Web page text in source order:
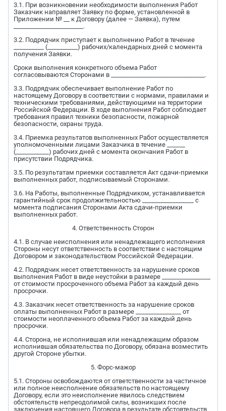
3.1. При возникновении необходимости выполнения Работ
Заказчик направляет Заявку по форме, установленной в
Приложении № __ к Договору (далее — Заявка), путем
_______________________.
3.2. Подрядчик приступает к выполнению Работ в течение
__________ (__________) рабочих/календарных дней с момента
получения Заявки.
Сроки выполнения конкретного объема Работ
согласовываются Сторонами в _______________________________.
3.3. Подрядчик обеспечивает выполнение Работ по
настоящему Договору в соответствии с нормами, правилами и
техническими требованиями, действующими на территории
Российской Федерации. В ходе выполнения Работ соблюдает
требования правил техники безопасности, пожарной
безопасности, охраны труда.
3.4. Приемка результатов выполненных Работ осуществляется
уполномоченными лицами Заказчика в течение ______
(___________) рабочих дней с момента окончания Работ в
присутствии Подрядчика.
3.5. По результатам приемки составляется Акт сдачи-приемки
выполненных работ, подписываемый Сторонами.
3.6. На Работы, выполненные Подрядчиком, устанавливается
гарантийный срок продолжительностью _________________ с
момента подписания Сторонами Акта сдачи-приемки
выполненных работ.
4. Ответственность Сторон
4.1. В случае неисполнения или ненадлежащего исполнения
Стороны несут ответственность в соответствии с настоящим
Договором и законодательством Российской Федерации.
4.2. Подрядчик несет ответственность за нарушение сроков
выполнения Работ в виде неустойки в размере ________________
от стоимости просроченного объема Работ за каждый день
просрочки.
4.3. Заказчик несет ответственность за нарушение сроков
оплаты выполненных Работ в размере _______________ от
стоимости неоплаченного объема Работ за каждый день
просрочки.
4.4. Сторона, не исполнившая или ненадлежащим образом
исполнившая обязательства по Договору, обязана возместить
другой Стороне убытки.
5. Форс-мажор
5.1. Стороны освобождаются от ответственности за частичное
или полное неисполнение обязательств по настоящему
Договору, если это неисполнение явилось следствием
обстоятельств непреодолимой силы, возникших после
заключения настоящего Договора в результате обстоятельств